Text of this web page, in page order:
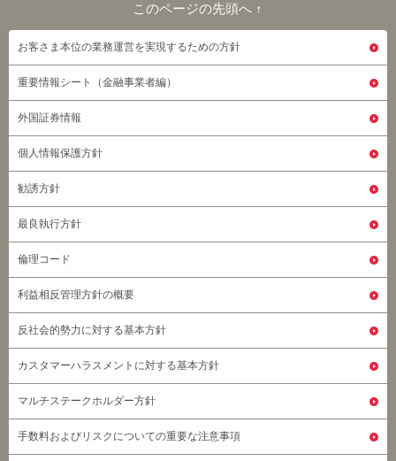
このページの先頭へ
このページの先頭へ ↑
お客さま本位の業務運営を実現するための方針
重要情報シート（金融事業者編）
外国証券情報
個人情報保護方針
勧誘方針
最良執行方針
倫理コード
利益相反管理方針の概要
反社会的勢力に対する基本方針
カスタマーハラスメントに対する基本方針
マルチステークホルダー方針
手数料およびリスクについての重要な注意事項